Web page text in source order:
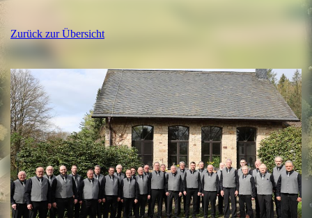
Zurück zur Übersicht